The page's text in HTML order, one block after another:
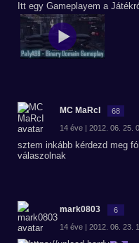
Itt egy Gameplayem a
MC MaRcI 68
14 éve | 2012. 06. 25.
sztem inkább kérdezd meg
válaszolnak
mark0803 6
14 éve | 2012. 06. 23.